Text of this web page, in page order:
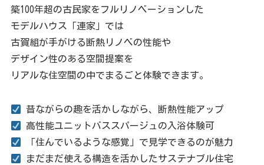
築100年超の古民家をフルリノベーションした
モデルハウス「連家」では
古賀組が手がける断熱リノベの性能や
デザイン性のある空間提案を
リアルな住空間の中でまるごと体験できます。
昔ながらの趣を活かしながら、断熱性能アップ
高性能ユニットバススパージュの入浴体験可
「住んでいるような感覚」で見学できるのが魅力
まだまだ使える構造を活かしたサステナブル住宅